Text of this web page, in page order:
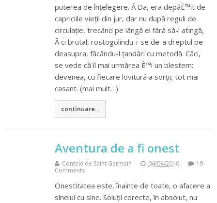
puterea de înțelegere. Â Da, era depăÈ™it de
capriciile vieții din jur, dar nu după reguli de
circulație, trecând pe lângă el fără să-l atingă,
Â ci brutal, rostogolindu-i-se de-a dreptul pe
deasupra, făcându-l țandări cu metodă. Căci,
se vede că îl mai urmărea È™i un blestem:
devenea, cu fiecare lovitură a sorții, tot mai
casant. (mai mult…)
continuare...
Aventura de a fi onest
Contele de Saint Germain 04/04/2016
19
Comments
Onestitatea este, înainte de toate, o afacere a
sinelui cu sine. Soluții corecte, în absolut, nu